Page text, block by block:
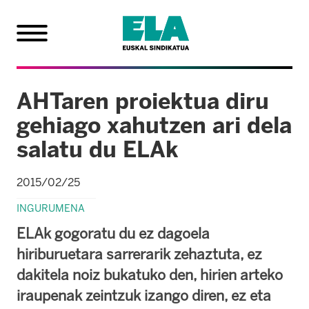
AHTaren proiektua diru
gehiago xahutzen ari dela
salatu du ELAk
2015/02/25
INGURUMENA
ELAk gogoratu du ez dagoela
hiriburuetara sarrerarik zehaztuta, ez
dakitela noiz bukatuko den, hirien arteko
iraupenak zeintzuk izango diren, ez eta